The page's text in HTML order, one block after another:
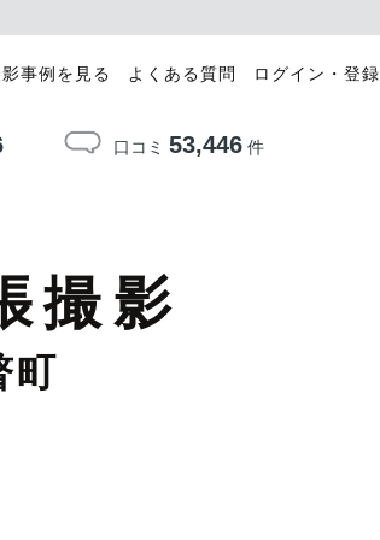
事例を見る よくある質問 ログイン・登録
口コミ 53,446件
撮影
町